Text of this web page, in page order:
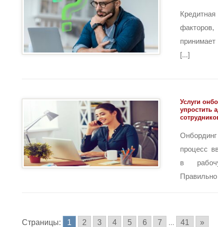
факторов,
[...]
Услуги
упростить
процесс
в
Правильно
Страницы: 1 2 3 4 5 6 7 ... 41 »